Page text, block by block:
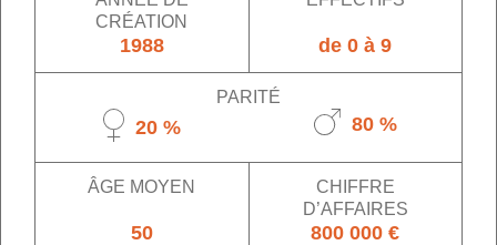
CRÉATION
1988 de 0 à 9
PARITÉ
20 % 80 %
ÂGE MOYEN
50
CHIFFRE
D’AFFAIRES
800 000 €